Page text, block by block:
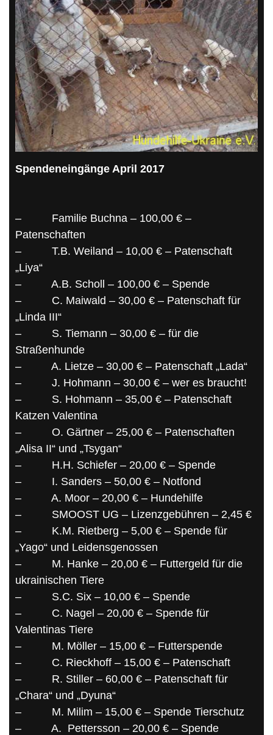
Spendeneingänge April 2017
–
Familie Buchna – 100,00 € –
Patenschaften
–
T.B. Weiland – 10,00 € – Patenschaft
„Liya“
–
A.B. Scholl – 100,00 € – Spende
–
C. Maiwald – 30,00 € – Patenschaft für
„Linda III“
–
S. Tiemann – 30,00 € – für die
Straßenhunde
–
A. Lietze – 30,00 € – Patenschaft „Lada“
–
J. Hohmann – 30,00 € – wer es braucht!
–
S. Hohmann – 35,00 € – Patenschaft
Katzen Valentina
–
O. Gärtner – 25,00 € – Patenschaften
„Alisa II“ und „Tsygan“
–
H.H. Schiefer – 20,00 € – Spende
–
I. Sanders – 50,00 € – Notfond
–
A. Moor – 20,00 € – Hundehilfe
–
SMOOST UG – Lizenzgebühren – 2,45 €
–
K.M. Rietberg – 5,00 € – Spende für
„Yago“ und Leidensgenossen
–
M. Hanke – 20,00 € – Futtergeld für die
ukrainischen Tiere
–
S.C. Six – 10,00 € – Spende
–
C. Nagel – 20,00 € – Spende für
Valentinas Tiere
–
M. Möller – 15,00 € – Futterspende
–
C. Rieckhoff – 15,00 € – Patenschaft
–
R. Stiller – 60,00 € – Patenschaft für
„Chara“ und „Dyuna“
–
M. Milim – 15,00 € – Spende Tierschutz
–
A. Pettersson – 20,00 € – Spende